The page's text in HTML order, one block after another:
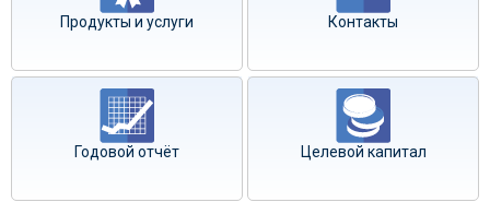
Продукты и услуги Контакты
Годовой отчёт Целевой капитал